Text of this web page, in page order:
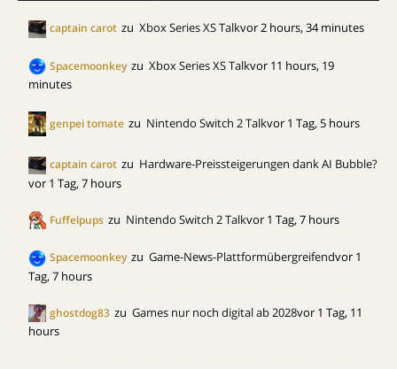
captain carot zu Xbox Series XS Talkvor 2 hours, 34 minutes
Spacemoonkey zu Xbox Series XS Talkvor 11 hours, 19
minutes
genpei tomate zu Nintendo Switch 2 Talkvor 1 Tag, 5 hours
captain carot zu Hardware-Preissteigerungen dank AI Bubble?
vor 1 Tag, 7 hours
Fuffelpups zu Nintendo Switch 2 Talkvor 1 Tag, 7 hours
Spacemoonkey zu Game-News-Plattformübergreifendvor 1
Tag, 7 hours
ghostdog83 zu Games nur noch digital ab 2028vor 1 Tag, 11
hours